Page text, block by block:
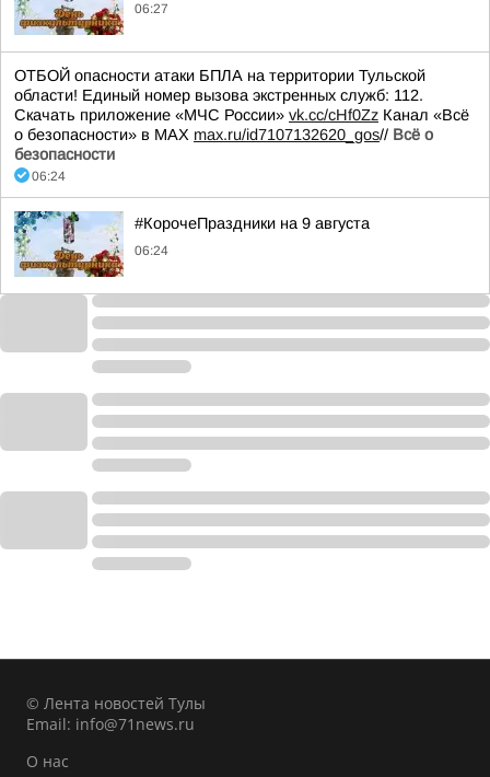
06:27
ОТБОЙ опасности атаки БПЛА на территории Тульской
области! Единый номер вызова экстренных служб: 112.
Скачать приложение «МЧС России» vk.cc/cHf0Zz Канал «Всё
о безопасности» в МАХ max.ru/id7107132620_gos// Всё о
безопасности
06:24
#КорочеПраздники на 9 августа
06:24
© Лента новостей Тулы
Email: info@71news.ru
О нас